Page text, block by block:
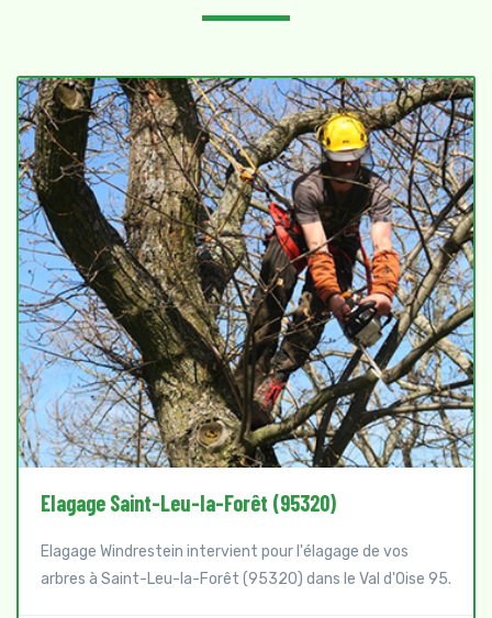
Elagage Saint-Leu-la-Forêt (95320)
Elagage Windrestein intervient pour l'élagage de vos
arbres à Saint-Leu-la-Forêt (95320) dans le Val d'Oise 95.